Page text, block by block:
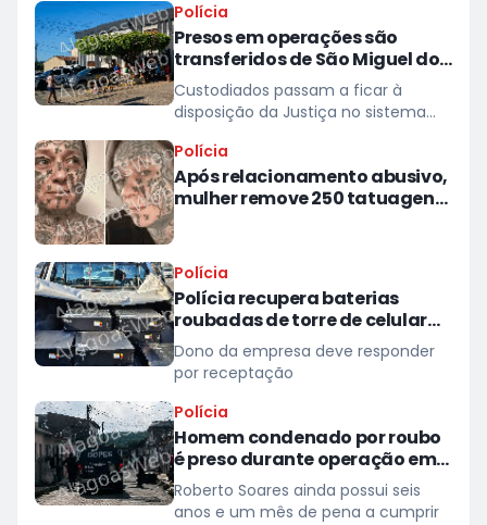
Polícia
Presos em operações são
transferidos de São Miguel dos
Campos para presídios
Custodiados passam a ficar à
disposição da Justiça no sistema
Polícia
Após relacionamento abusivo,
mulher remove 250 tatuagens
Polícia
Polícia recupera baterias
roubadas de torre de celular
em provedor de internet em
Teotônio Vilela
Dono da empresa deve responder
por receptação
Polícia
Homem condenado por roubo
é preso durante operação em
São Miguel dos Campos
Roberto Soares ainda possui seis
anos e um mês de pena a cumprir